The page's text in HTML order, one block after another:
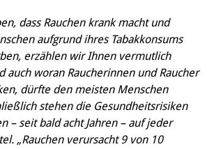
dass Rauchen krank macht und
aufgrund ihres Tabakkonsums
erzählen wir Ihnen vermutlich
auch woran Raucherinnen und Raucher
dürfte den meisten Menschen
stehen die Gesundheitsrisiken
– seit bald acht Jahren – auf jeder
„Rauchen verursacht 9 von 10